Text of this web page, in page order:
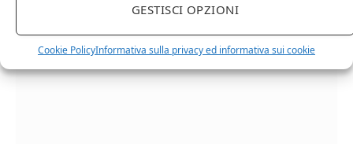
GESTISCI OPZIONI
Cookie PolicyInformativa sulla privacy ed informativa sui cookie